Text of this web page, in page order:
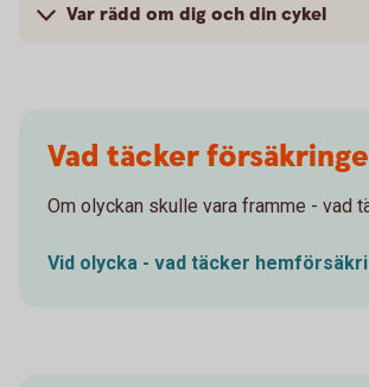
Var rädd om dig och din cykel
Vad täcker
Om olyckan skulle vara framme - vad
Vid olycka - vad täcker